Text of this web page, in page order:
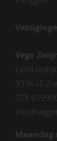
Vego
3336 LE
078